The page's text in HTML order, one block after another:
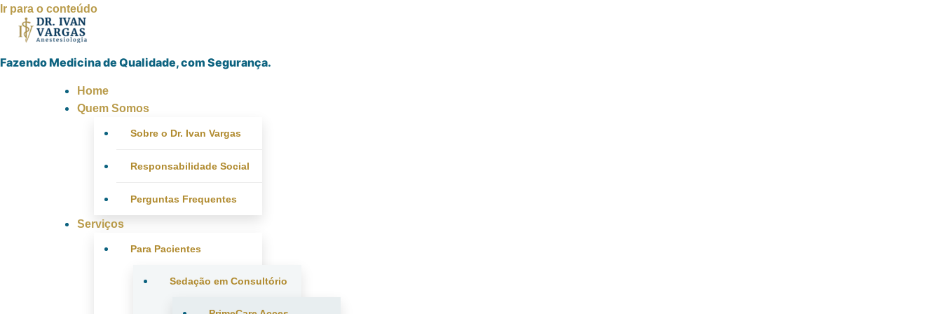
Ir para o conteúdo
Fazendo Medicina de Qualidade, com Segurança.
Home
Quem Somos
Sobre o Dr. Ivan Vargas
Responsabilidade Social
Perguntas Frequentes
Serviços
Para Pacientes
Sedação em Consultório